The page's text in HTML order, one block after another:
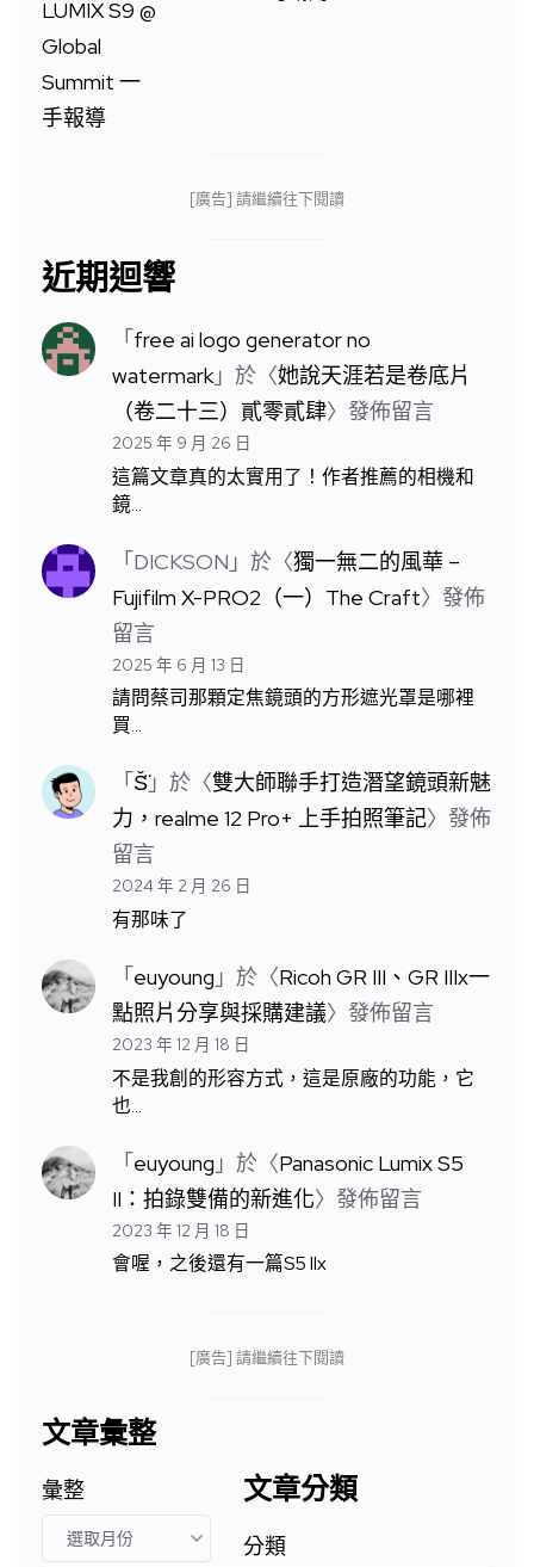
[廣告] 請繼續往下閱讀
近期迴響
「free ai logo generator no
watermark」於〈她說天涯若是卷底片
（卷二十三）貳零貳肆〉發佈留言
2025 年 9 月 26 日
這篇文章真的太實用了！作者推薦的相機和
鏡…
「DICKSON 」於〈獨一無二的風華 –
Fujifilm X-PRO2（一）The Craft〉發佈
留言
2025 年 6 月 13 日
請問蔡司那顆定焦鏡頭的方形遮光罩是哪裡
買…
「S̆̈」於〈雙大師聯手打造潛望鏡頭新魅
力，realme 12 Pro+ 上手拍照筆記〉發佈
留言
2024 年 2 月 26 日
有那味了
「euyoung 」於〈Ricoh GR III、GR IIIx一
點照片分享與採購建議〉發佈留言
2023 年 12 月 18 日
不是我創的形容方式，這是原廠的功能，它
也…
「euyoung 」於〈Panasonic Lumix S5
II：拍錄雙備的新進化〉發佈留言
2023 年 12 月 18 日
會喔，之後還有一篇S5 IIx
[廣告] 請繼續往下閱讀
文章彙整
彙整 文章分類
分類